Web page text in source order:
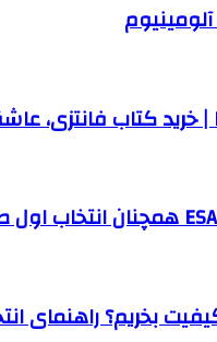
بخریم؟ راهنمای